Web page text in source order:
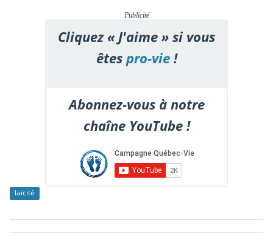
Publicité
Cliquez « J'aime » si vous
êtespro-vie!
Abonnez-vous à notre
chaîne YouTube !
laïcité